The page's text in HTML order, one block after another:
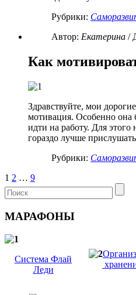
Рубрики:
Автор: Екатерина /
Как
Здравствуйте, мои
мотивация. Особенно она
идти на работу. Для
гораздо лучше
Рубрики:
1 2 … 9
МАРАФОНЫ
Система Флай
Леди